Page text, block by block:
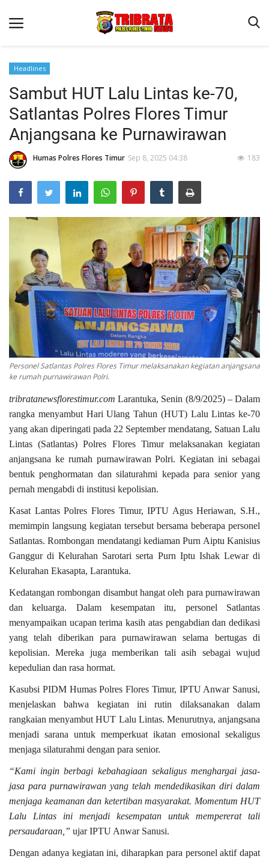
Beranda
Terms & Conditions
Binkam
Reskrim
Lantas
Mitra Polisi
Jurnal Kamtibmas
Giat Ops
Headlines
Sambut HUT Lalu Lintas ke-70,
Satlantas Polres Flores Timur
Anjangsana ke Purnawirawan
Humas Polres Flores Timur Sep 8, 2025 04:38 183
Personel Satlantas Polres Flores Timur melaksanakan kegiatan anjangsana
ke rumah purnawirawan Polri.
tribratanewsflorestimur.com Larantuka, Senin (8/9/2025) – Dalam
rangka menyambut Hari Ulang Tahun (HUT) Lalu Lintas ke-70
yang akan diperingati pada 22 September mendatang, Satuan Lalu
Lintas (Satlantas) Polres Flores Timur melaksanakan kegiatan
anjangsana ke rumah purnawirawan Polri. Kegiatan ini sebagai
bentuk penghormatan dan silaturahmi kepada para senior yang
pernah mengabdi di institusi kepolisian.
Kasat Lantas Polres Flores Timur, IPTU Agus Heriawan, S.H.,
memimpin langsung kegiatan tersebut bersama beberapa personel
Satlantas. Rombongan mendatangi kediaman Purn Aiptu Kanisius
Ganggur di Kelurahan Sarotari serta Purn Iptu Ishak Lewar di
Kelurahan Ekasapta, Larantuka.
Kedatangan rombongan disambut hangat oleh para purnawirawan
dan keluarga. Dalam kesempatan itu, personel Satlantas
menyampaikan ucapan terima kasih atas pengabdian dan dedikasi
yang telah diberikan para purnawirawan selama bertugas di
kepolisian. Mereka juga memberikan tali asih sebagai wujud
kepedulian dan rasa hormat.
Kasubsi PIDM Humas Polres Flores Timur, IPTU Anwar Sanusi,
menjelaskan bahwa kegiatan ini rutin dilaksanakan dalam
rangkaian menyambut HUT Lalu Lintas. Menurutnya, anjangsana
menjadi sarana untuk memperkuat ikatan emosional sekaligus
menjaga silaturahmi dengan para senior.
“Kami ingin berbagi kebahagiaan sekaligus menghargai jasa-
jasa para purnawirawan yang telah mendedikasikan diri dalam
menjaga keamanan dan ketertiban masyarakat. Momentum HUT
Lalu Lintas ini menjadi kesempatan untuk mempererat tali
persaudaraan,” ujar IPTU Anwar Sanusi.
Dengan adanya kegiatan ini, diharapkan para personel aktif dapat